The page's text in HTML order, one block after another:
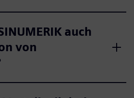
auch
von